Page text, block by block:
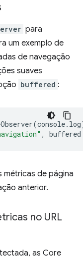
para
um exemplo de
de navegação
suaves
buffered :
(console. log
, buffered
métricas de página
anterior.
no URL
as Core